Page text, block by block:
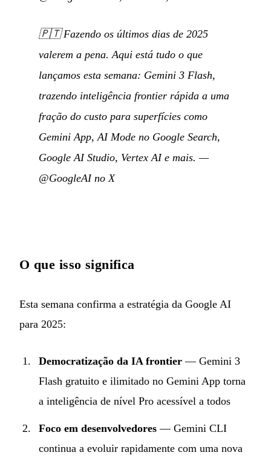
🇵🇹Fazendo os últimos dias de 2025
valerem a pena. Aqui está tudo o que
lançamos esta semana: Gemini 3 Flash,
trazendo inteligência frontier rápida a uma
fração do custo para superfícies como
Gemini App, AI Mode no Google Search,
Google AI Studio, Vertex AI e mais. —
@GoogleAI no X
O que isso significa
Esta semana confirma a estratégia da Google AI
para 2025:
Democratização da IA frontier — Gemini 3
Flash gratuito e ilimitado no Gemini App torna
a inteligência de nível Pro acessível a todos
Foco em desenvolvedores — Gemini CLI
continua a evoluir rapidamente com uma nova